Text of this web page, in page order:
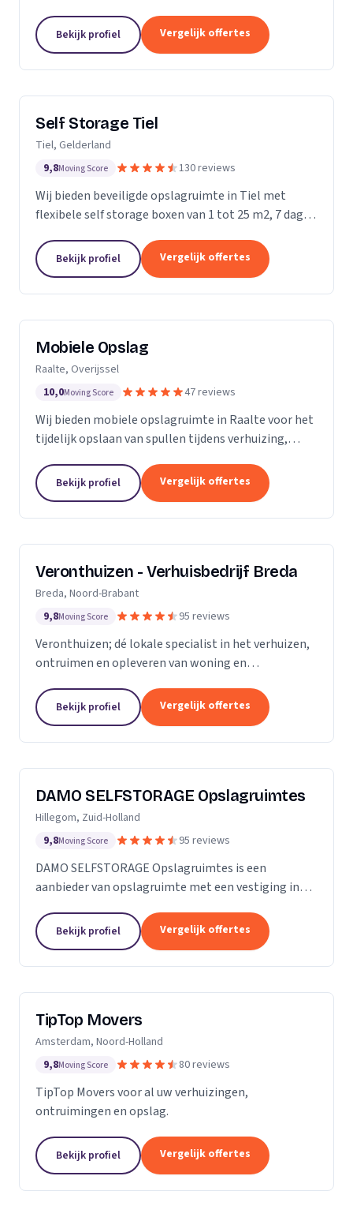
Bekijk profiel Vergelijk offertes
Self Storage Tiel
Tiel, Gelderland
9,8Moving Score 130 reviews
Wij bieden beveiligde opslagruimte in Tiel met
flexibele self storage boxen van 1 tot 25 m2, 7 dagen
Bekijk profiel Vergelijk offertes
Mobiele Opslag
Raalte, Overijssel
10,0Moving Score 47 reviews
Wij bieden mobiele opslagruimte in Raalte voor het
tijdelijk opslaan van spullen tijdens verhuizing,
Bekijk profiel Vergelijk offertes
Veronthuizen - Verhuisbedrijf Breda
Breda, Noord-Brabant
9,8Moving Score 95 reviews
Veronthuizen; dé lokale specialist in het verhuizen,
ontruimen en opleveren van woning en
partner. Klanttevredenheid en een zorgeloze service
staat...
Bekijk profiel Vergelijk offertes
DAMO SELFSTORAGE Opslagruimtes
Hillegom, Zuid-Holland
9,8Moving Score 95 reviews
DAMO SELFSTORAGE Opslagruimtes is een
aanbieder van opslagruimte met een vestiging in
Bekijk profiel Vergelijk offertes
TipTop Movers
Amsterdam, Noord-Holland
9,8Moving Score 80 reviews
TipTop Movers voor al uw verhuizingen,
ontruimingen en opslag.
Bekijk profiel Vergelijk offertes